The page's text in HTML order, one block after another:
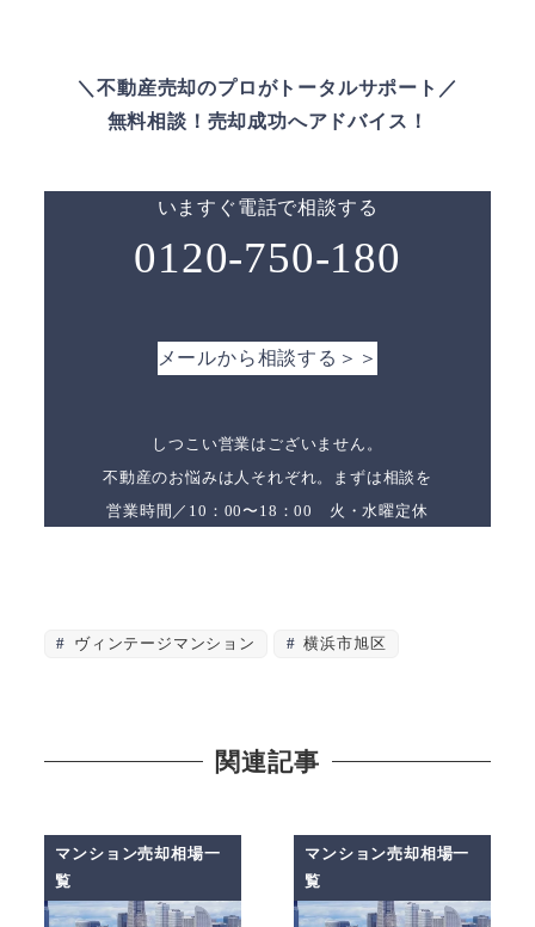
＼不動産売却のプロがトータルサポート／
無料相談！売却成功へアドバイス！
いますぐ電話で相談する
0120-750-180
メールから相談する＞＞
しつこい営業はございません。
不動産のお悩みは人それぞれ。まずは相談を
営業時間／10：00〜18：00 火・水曜定休
ヴィンテージマンション 横浜市旭区
関連記事
マンション売却相場一
覧
マンション売却相場一
覧